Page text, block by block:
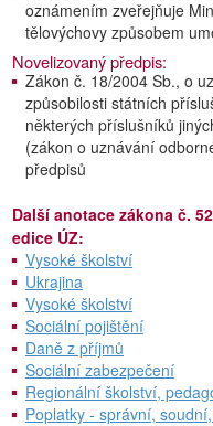
oznámením zveřejňuje
tělovýchovy způsobem
Novelizovaný předpis:
Zákon č. 18/2004 Sb., o
způsobilosti státních
některých příslušníků
(zákon o uznávání
předpisů
Další anotace zákona č.
edice ÚZ:
Vysoké školství
Ukrajina
Vysoké školství
Sociální pojištění
Daně z příjmů
Sociální zabezpečení
Regionální školství,
Poplatky - správní,